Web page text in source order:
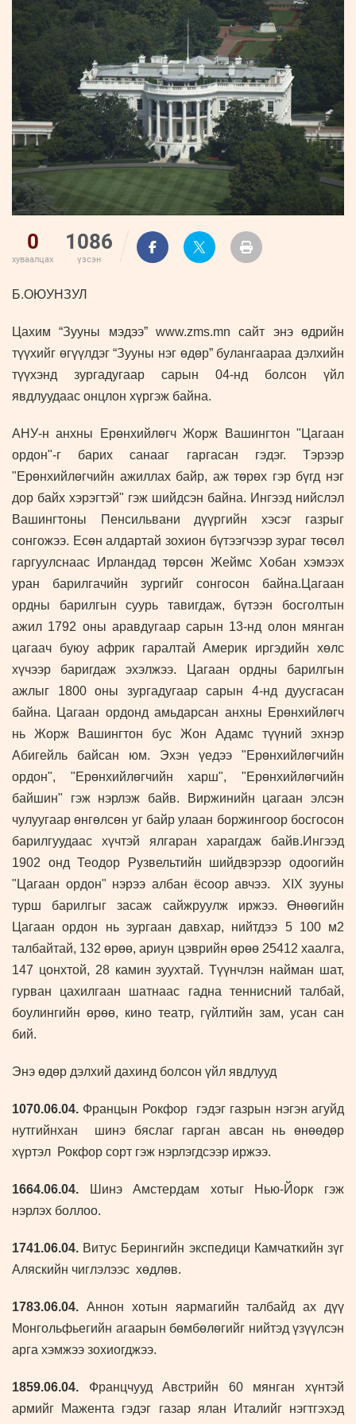
Бүртгүүлэх
Нэвтрэх
Бизнес
хөгжил
Leaderships
forum
ФОТО
УРЛАГ
ҮНДЭСНИЙ
МЭДЭЭЛЛИЙН
ТӨВ
ВИДЕО
ZUUNII
MEDEE
WEEKLY
0
хуваалцах
1086
үзсэн
Б.ОЮУНЗУЛ
Цахим “Зууны мэдээ” www.zms.mn сайт энэ өдрийн
түүхийг өгүүлдэг “Зууны нэг өдөр” булангаараа дэлхийн
түүхэнд зургадугаар сарын 04-нд болсон үйл
явдлуудаас онцлон хүргэж байна.
АНУ-н анхны Ерөнхийлөгч Жорж Вашингтон "Цагаан
ордон"-г барих санааг гаргасан гэдэг. Тэрээр
"Ерөнхийлөгчийн ажиллах байр, аж төрөх гэр бүгд нэг
дор байх хэрэгтэй" гэж шийдсэн байна. Ингээд нийслэл
Вашингтоны Пенсильвани дүүргийн хэсэг газрыг
сонгожээ. Есөн алдартай зохион бүтээгчээр зураг төсөл
гаргуулснаас Ирландад төрсөн Жеймс Хобан хэмээх
уран барилгачийн зургийг сонгосон байна.Цагаан
ордны барилгын суурь тавигдаж, бүтээн босголтын
ажил 1792 оны аравдугаар сарын 13-нд олон мянган
цагаач буюу африк гаралтай Америк иргэдийн хөлс
хүчээр баригдаж эхэлжээ. Цагаан ордны барилгын
ажлыг 1800 оны зургадугаар сарын 4-нд дуусгасан
байна. Цагаан ордонд амьдарсан анхны Ерөнхийлөгч
нь Жорж Вашингтон бус Жон Адамс түүний эхнэр
Абигейль байсан юм.
Эхэн үедээ "Ерөнхийлөгчийн
ордон", "Ерөнхийлөгчийн харш", "Ерөнхийлөгчийн
байшин" гэж нэрлэж байв. Виржинийн цагаан элсэн
чулуугаар өнгөлсөн уг байр улаан боржингоор босгосон
барилгуудаас хүчтэй ялгаран харагдаж байв.Ингээд
1902 онд Теодор Рузвельтийн шийдвэрээр одоогийн
"Цагаан ордон" нэрээ албан ёсоор авчээ. XIX зууны
турш барилгыг засаж сайжруулж иржээ.
Өнөөгийн
Цагаан ордон нь зургаан давхар, нийтдээ 5 100 м2
талбайтай, 132 өрөө, ариун цэврийн өрөө 25412 хаалга,
147 цонхтой, 28 камин зуухтай. Түүнчлэн найман шат,
гурван цахилгаан шатнаас гадна теннисний талбай,
боулингийн өрөө, кино театр, гүйлтийн зам, усан сан
бий.
Энэ өдөр дэлхий дахинд болсон үйл явдлууд
1070.06.04. Францын Рокфор гэдэг газрын нэгэн агуйд
нутгийнхан шинэ бяслаг гарган авсан нь өнөөдөр
хүртэл Рокфор сорт гэж нэрлэгдсээр иржээ.
1664.06.04. Шинэ Амстердам хотыг Нью-Йорк гэж
нэрлэх боллоо.
1741.06.04. Витус Берингийн экспедици Камчаткийн зүг
Аляскийн чиглэлээс хөдлөв.
1783.06.04. Аннон хотын яармагийн талбайд ах дүү
Монгольфьегийн агаарын бөмбөлөгийг нийтэд үзүүлсэн
арга хэмжээ зохиогджээ.
1859.06.04. Францчууд Австрийн 60 мянган хүнтэй
армийг Мажента гэдэг газар ялан Италийг нэгтгэхэд